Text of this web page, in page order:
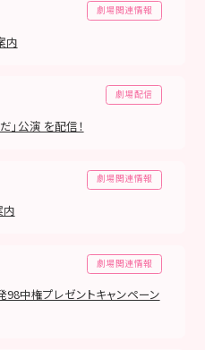
劇場関連情報
内
劇場配信
」公演 を配信！
劇場関連情報
内
劇場関連情報
98中権プレゼントキャンペーン